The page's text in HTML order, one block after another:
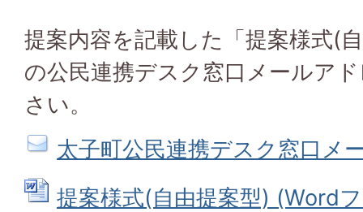
提案内容を記載した「提案様式(
の公民連携デスク窓口メールア
さい。
太子町公民連携デスク窓口メ
提案様式(自由提案型) (Word